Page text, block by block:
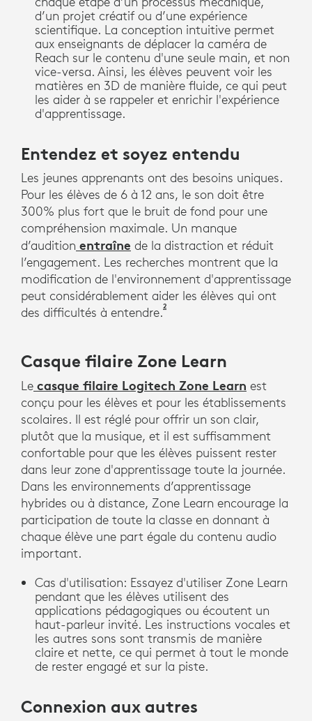
d’un projet créatif ou d’une expérience
scientifique. La conception intuitive permet
aux enseignants de déplacer la caméra de
Reach sur le contenu d'une seule main, et non
vice-versa. Ainsi, les élèves peuvent voir les
matières en 3D de manière fluide, ce qui peut
les aider à se rappeler et enrichir l'expérience
d'apprentissage.
Entendez et soyez entendu
Les jeunes apprenants ont des besoins uniques.
Pour les élèves de 6 à 12 ans, le son doit être
300% plus fort que le bruit de fond pour une
compréhension maximale. Un manque
d’audition entraîne de la distraction et réduit
l’engagement. Les recherches montrent que la
modification de l'environnement d'apprentissage
peut considérablement aider les élèves qui ont
des difficultés à entendre.2
Casque filaire Zone Learn
Le casque filaire Logitech Zone Learn est
conçu pour les élèves et pour les établissements
scolaires. Il est réglé pour offrir un son clair,
plutôt que la musique, et il est suffisamment
confortable pour que les élèves puissent rester
dans leur zone d'apprentissage toute la journée.
Dans les environnements d’apprentissage
hybrides ou à distance, Zone Learn encourage la
participation de toute la classe en donnant à
chaque élève une part égale du contenu audio
important.
Cas d'utilisation: Essayez d'utiliser Zone Learn
pendant que les élèves utilisent des
applications pédagogiques ou écoutent un
haut-parleur invité. Les instructions vocales et
les autres sons sont transmis de manière
claire et nette, ce qui permet à tout le monde
de rester engagé et sur la piste.
Connexion aux autres